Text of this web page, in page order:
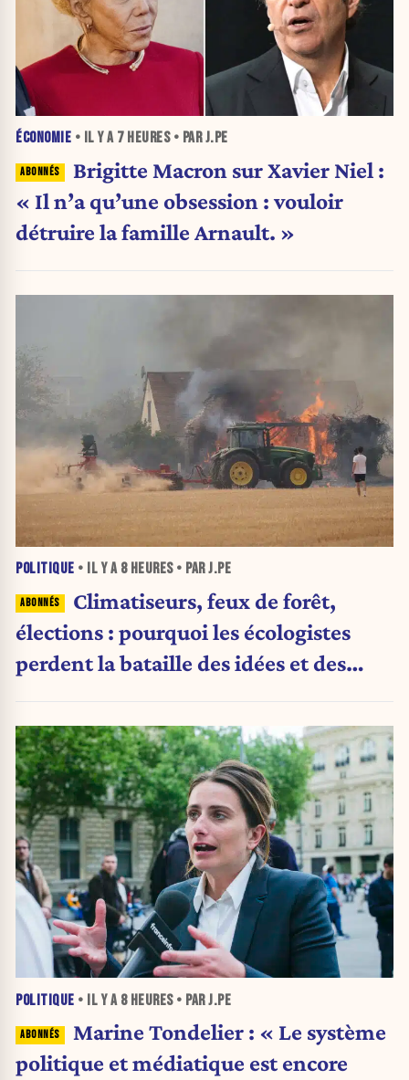
ÉCONOMIE • IL Y A 7 HEURES• PAR J.PE
Brigitte Macron sur Xavier Niel :
« Il n’a qu’une obsession : vouloir
détruire la famille Arnault. »
POLITIQUE • IL Y A 8 HEURES• PAR J.PE
Climatiseurs, feux de forêt,
élections : pourquoi les écologistes
perdent la bataille des idées et des
POLITIQUE • IL Y A 8 HEURES• PAR J.PE
Marine Tondelier : « Le système
politique et médiatique est encore